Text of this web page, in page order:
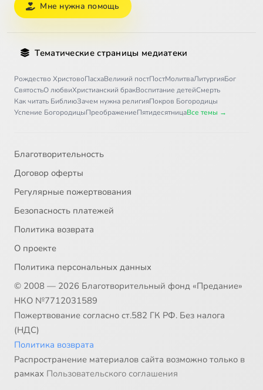
Мне нужна помощь
Тематические страницы медиатеки
Рождество ХристовоПасхаВеликий постПостМолитваЛитургияБог
СвятостьО любвиХристианский бракВоспитание детейСмерть
Как читать БиблиюЗачем нужна религияПокров Богородицы
Успение БогородицыПреображениеПятидесятницаВсе темы →
Благотворительность
Договор оферты
Регулярные пожертвования
Безопасность платежей
Политика возврата
О проекте
Политика персональных данных
© 2008 — 2026 Благотворительный фонд «Предание»
НКО №7712031589
Пожертвование согласно ст.582 ГК РФ. Без налога
(НДС)
Политика возврата
Распространение материалов сайта возможно только в
рамках Пользовательского соглашения